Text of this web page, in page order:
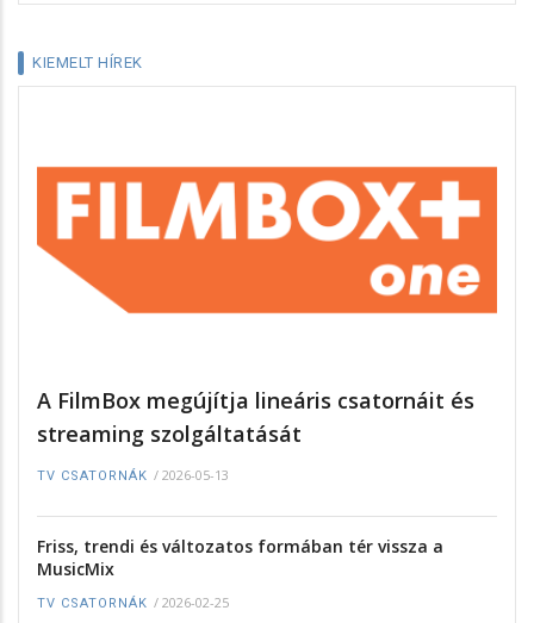
KIEMELT HÍREK
A FilmBox megújítja lineáris csatornáit és
streaming szolgáltatását
TV CSATORNÁK / 2026-05-13
Friss, trendi és változatos formában tér vissza a
MusicMix
TV CSATORNÁK / 2026-02-25